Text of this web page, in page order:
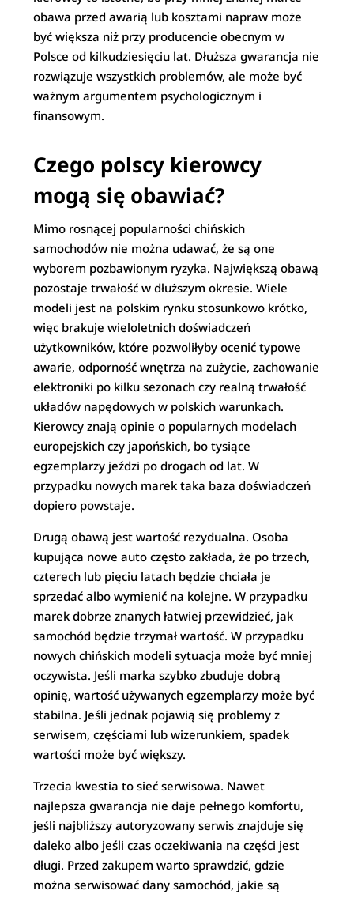
obawa przed awarią lub kosztami napraw może
być większa niż przy producencie obecnym w
Polsce od kilkudziesięciu lat. Dłuższa gwarancja nie
rozwiązuje wszystkich problemów, ale może być
ważnym argumentem psychologicznym i
finansowym.
Czego polscy kierowcy
mogą się obawiać?
Mimo rosnącej popularności chińskich
samochodów nie można udawać, że są one
wyborem pozbawionym ryzyka. Największą obawą
pozostaje trwałość w dłuższym okresie. Wiele
modeli jest na polskim rynku stosunkowo krótko,
więc brakuje wieloletnich doświadczeń
użytkowników, które pozwoliłyby ocenić typowe
awarie, odporność wnętrza na zużycie, zachowanie
elektroniki po kilku sezonach czy realną trwałość
układów napędowych w polskich warunkach.
Kierowcy znają opinie o popularnych modelach
europejskich czy japońskich, bo tysiące
egzemplarzy jeździ po drogach od lat. W
przypadku nowych marek taka baza doświadczeń
dopiero powstaje.
Drugą obawą jest wartość rezydualna. Osoba
kupująca nowe auto często zakłada, że po trzech,
czterech lub pięciu latach będzie chciała je
sprzedać albo wymienić na kolejne. W przypadku
marek dobrze znanych łatwiej przewidzieć, jak
samochód będzie trzymał wartość. W przypadku
nowych chińskich modeli sytuacja może być mniej
oczywista. Jeśli marka szybko zbuduje dobrą
opinię, wartość używanych egzemplarzy może być
stabilna. Jeśli jednak pojawią się problemy z
serwisem, częściami lub wizerunkiem, spadek
wartości może być większy.
Trzecia kwestia to sieć serwisowa. Nawet
najlepsza gwarancja nie daje pełnego komfortu,
jeśli najbliższy autoryzowany serwis znajduje się
daleko albo jeśli czas oczekiwania na części jest
długi. Przed zakupem warto sprawdzić, gdzie
można serwisować dany samochód, jakie są